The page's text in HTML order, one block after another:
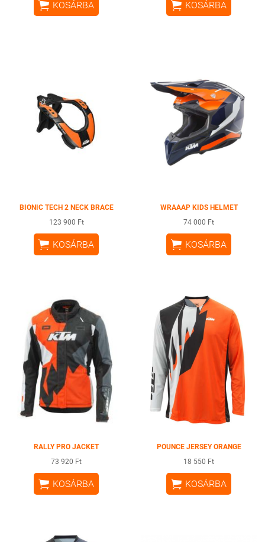
 KOSÁRBA  KOSÁRBA
BIONIC TECH 2 NECK BRACE
123 900 Ft
 KOSÁRBA
WRAAAP KIDS HELMET
74 000 Ft
 KOSÁRBA
RALLY PRO JACKET
73 920 Ft
 KOSÁRBA
POUNCE JERSEY ORANGE
18 550 Ft
 KOSÁRBA